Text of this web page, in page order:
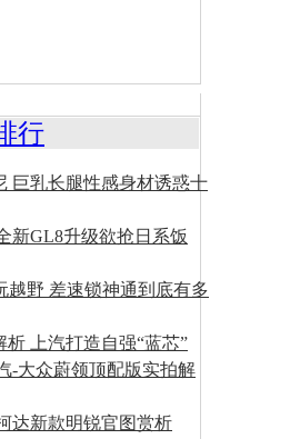
行
巨乳长腿性感身材诱惑十
新GL8升级欲抢日系饭
越野 差速锁神通到底有多
析 上汽打造自强“蓝芯”
-大众蔚领顶配版实拍解
达新款明锐官图赏析